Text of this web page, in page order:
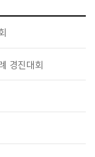
경진대회